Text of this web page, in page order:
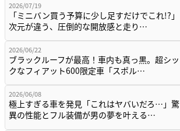
2026/07/19
「ミニバン買う予算に少し足すだけでこれ!?」
次元が違う、圧倒的な開放感と走り…
2026/06/22
ブラックルーフが最高！車内も真っ黒。超シッ
クなフィアット600限定車「スポル…
2026/06/08
極上すぎる車を発見「これはヤバいだろ…」驚
異の性能とフル装備が男の夢を叶える…